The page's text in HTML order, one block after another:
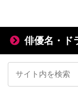
俳優名・ド